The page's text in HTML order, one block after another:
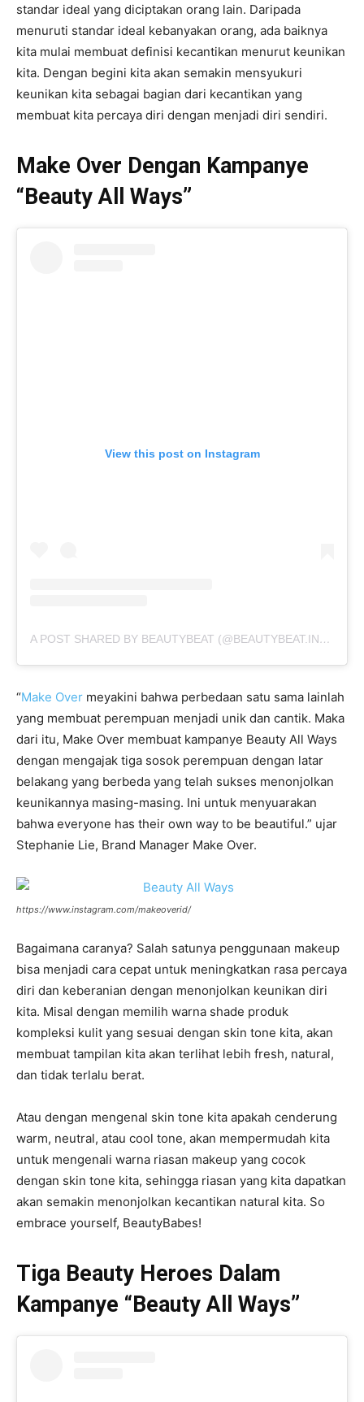
standar ideal yang diciptakan orang lain. Daripada
menuruti standar ideal kebanyakan orang, ada baiknya
kita mulai membuat definisi kecantikan menurut keunikan
kita. Dengan begini kita akan semakin mensyukuri
keunikan kita sebagai bagian dari kecantikan yang
membuat kita percaya diri dengan menjadi diri sendiri.
Make Over Dengan Kampanye
“Beauty All Ways”
View this post on Instagram
A POST SHARED BY BEAUTYBEAT (@BEAUTYBEAT.IND)
“Make Over meyakini bahwa perbedaan satu sama lainlah
yang membuat perempuan menjadi unik dan cantik. Maka
dari itu, Make Over membuat kampanye Beauty All Ways
dengan mengajak tiga sosok perempuan dengan latar
belakang yang berbeda yang telah sukses menonjolkan
keunikannya masing-masing. Ini untuk menyuarakan
bahwa everyone has their own way to be beautiful.” ujar
Stephanie Lie, Brand Manager Make Over.
https://www.instagram.com/makeoverid/
Bagaimana caranya? Salah satunya penggunaan makeup
bisa menjadi cara cepat untuk meningkatkan rasa percaya
diri dan keberanian dengan menonjolkan keunikan diri
kita. Misal dengan memilih warna shade produk
kompleksi kulit yang sesuai dengan skin tone kita, akan
membuat tampilan kita akan terlihat lebih fresh, natural,
dan tidak terlalu berat.
Atau dengan mengenal skin tone kita apakah cenderung
warm, neutral, atau cool tone, akan mempermudah kita
untuk mengenali warna riasan makeup yang cocok
dengan skin tone kita, sehingga riasan yang kita dapatkan
akan semakin menonjolkan kecantikan natural kita. So
embrace yourself, BeautyBabes!
Tiga Beauty Heroes Dalam
Kampanye “Beauty All Ways”